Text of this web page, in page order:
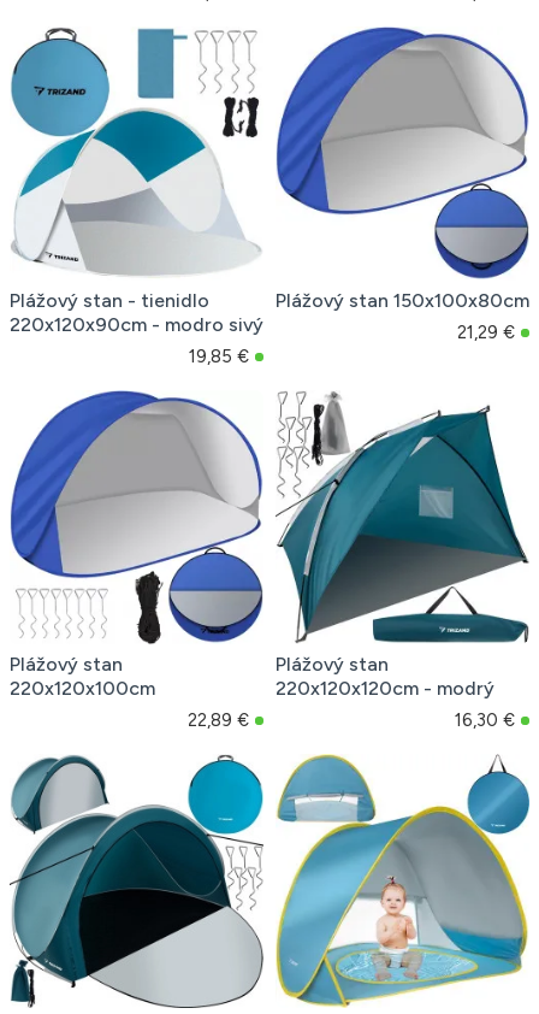
Plážový stan - tienidlo
220x120x90cm - modro sivý
19,85 €
Plážový stan 150x100x80cm
21,29 €
Plážový stan
220x120x100cm
22,89 €
Plážový stan
220x120x120cm - modrý
16,30 €